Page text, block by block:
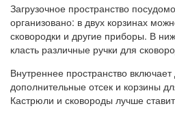
Загрузочное пространство
организовано: в двух корзинах
сковородки и другие приборы. В
класть различные ручки для
Внутреннее пространство
дополнительные отсек и корзины
Кастрюли и сковороды лучше